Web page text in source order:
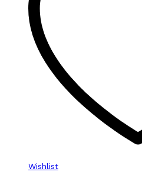
Wishlist